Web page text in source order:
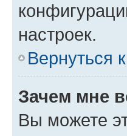
настроек.
Вернуться
Зачем мне
Вы можете